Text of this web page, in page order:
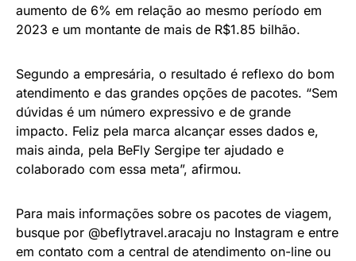
aumento de 6% em relação ao mesmo período em
2023 e um montante de mais de R$1.85 bilhão.
Segundo a empresária, o resultado é reflexo do bom
atendimento e das grandes opções de pacotes. “Sem
dúvidas é um número expressivo e de grande
impacto. Feliz pela marca alcançar esses dados e,
mais ainda, pela BeFly Sergipe ter ajudado e
colaborado com essa meta”, afirmou.
Para mais informações sobre os pacotes de viagem,
busque por @beflytravel.aracaju no Instagram e entre
em contato com a central de atendimento on-line ou